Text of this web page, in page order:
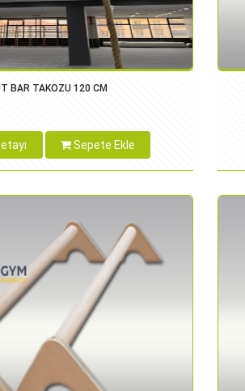
BAR TAKOZU 120 CM
Sepete Ekle